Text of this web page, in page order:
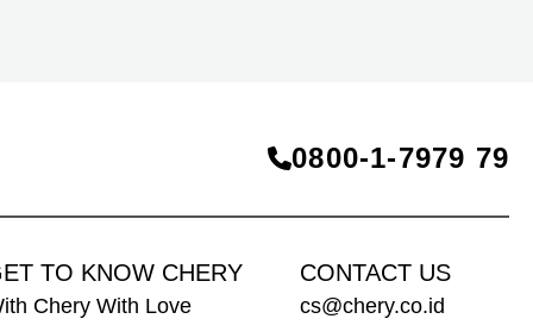
0800‑1‑7979 79
TO KNOW CHERY
Chery With Love
CONTACT US
cs@chery.co.id